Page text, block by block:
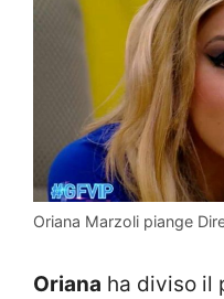
Oriana Marzoli piange
Oriana ha diviso il